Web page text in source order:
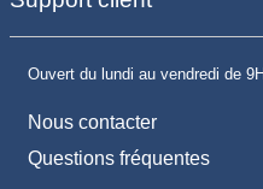
Ouvert du lundi au vendredi de
Nous contacter
Questions fréquentes